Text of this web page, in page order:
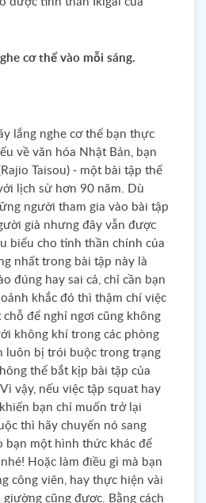
cơ thể vào mỗi sáng.
lắng nghe cơ thể bạn thực
về văn hóa Nhật Bản, bạn
Taisou) - một bài tập thể
lịch sử hơn 90 năm. Dù
người tham gia vào bài tập
già nhưng đây vẫn được
biểu cho tinh thần chính của
nhất trong bài tập này là
đúng hay sai cả, chỉ cần bạn
khắc đó thì thậm chí việc
chỗ để nghỉ ngơi cũng không
không khí trong các phòng
luôn bị trói buộc trong trạng
thể bắt kịp bài tập của
vậy, nếu việc tập squat hay
bạn chỉ muốn trở lại
thì hãy chuyển nó sang
bạn một hình thức khác để
Hoặc làm điều gì mà bạn
công viên, hay thực hiện vài
cũng được. Bằng cách